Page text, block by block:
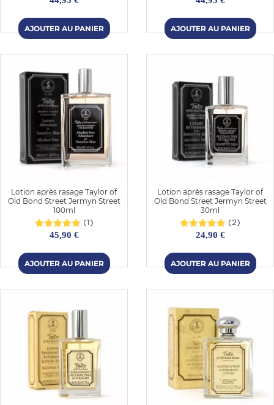
Lotion après rasage Taylor of
Old Bond Street Jermyn Street
100ml
(1)
45,90 €
Lotion après rasage Taylor of
Old Bond Street Jermyn Street
30ml
(2)
24,90 €